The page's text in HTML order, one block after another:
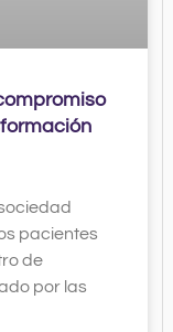
pacientes
de
por las